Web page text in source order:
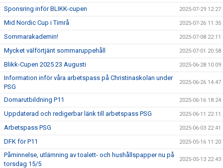
Sponsring inför BLIKK-cupen 2025-07-29 12:27
Mid Nordic Cup i Timrå 2025-07-26 11:35
Sommarakademin! 2025-07-08 22:11
Mycket välförtjänt sommaruppehåll 2025-07-01 20:58
Blikk-Cupen 2025 23 Augusti 2025-06-28 10:09
Information inför våra arbetspass på Christinaskolan under
PSG
2025-06-26 14:47
Domarutbildning P11 2025-06-16 18:24
Uppdaterad och redigerbar länk till arbetspass PSG 2025-06-11 22:11
Arbetspass PSG 2025-06-03 22:41
DFK för P11 2025-05-16 11:20
Påminnelse, utlämning av toalett- och hushållspapper nu på
torsdag 15/5
2025-05-13 22:43